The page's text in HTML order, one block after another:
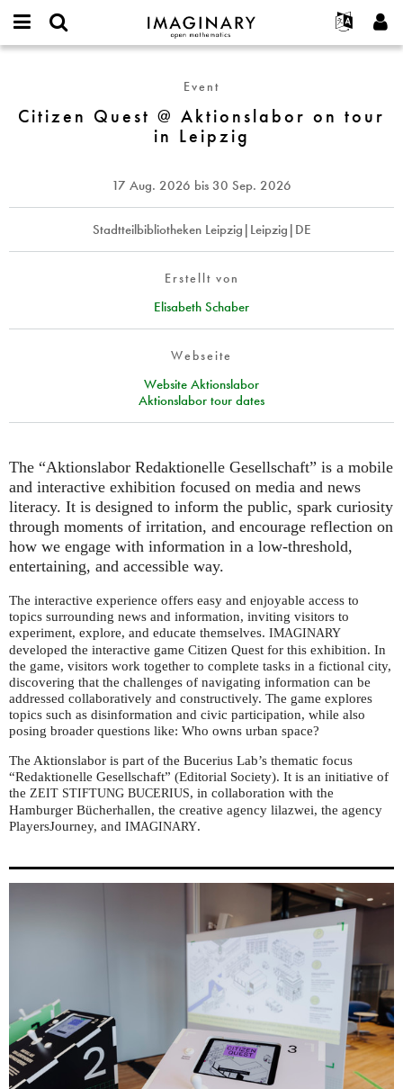
IMAGINARY
open
Français
Deutsch
한국어
Türkçe
Programme
Galerien
Hands-on
Texte
Ausstellungen
Projekte
Mitmachen
Kontakt
username
Neues Passwort anfordern
@
Event
Citizen Quest @ Aktionslabor on tour
in Leipzig
17 Aug. 2026 bis 30 Sep. 2026
Stadtteilbibliotheken Leipzig|Leipzig|DE
Erstellt von
Elisabeth Schaber
Webseite
Website Aktionslabor
Aktionslabor tour dates
The “Aktionslabor Redaktionelle Gesellschaft” is a mobile
and interactive exhibition focused on media and news
literacy. It is designed to inform the public, spark curiosity
through moments of irritation, and encourage reflection on
how we engage with information in a low-threshold,
entertaining, and accessible way.
The interactive experience offers easy and enjoyable access to
topics surrounding news and information, inviting visitors to
experiment, explore, and educate themselves. IMAGINARY
developed the interactive game Citizen Quest for this exhibition. In
the game, visitors work together to complete tasks in a fictional city,
discovering that the challenges of navigating information can be
addressed collaboratively and constructively. The game explores
topics such as disinformation and civic participation, while also
posing broader questions like: Who owns urban space?
The Aktionslabor is part of the Bucerius Lab’s thematic focus
“Redaktionelle Gesellschaft” (Editorial Society). It is an initiative of
the ZEIT STIFTUNG BUCERIUS, in collaboration with the
Hamburger Bücherhallen, the creative agency lilazwei, the agency
PlayersJourney, and IMAGINARY.